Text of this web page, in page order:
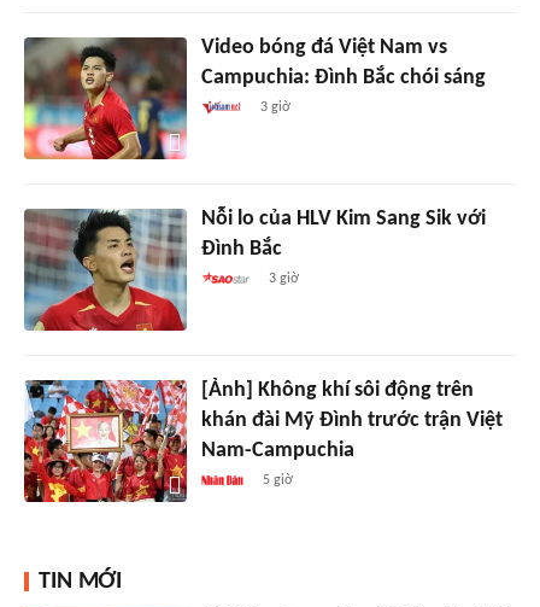
Video bóng đá Việt Nam vs
Campuchia: Đình Bắc chói sáng
3 giờ
Nỗi lo của HLV Kim Sang Sik với
Đình Bắc
3 giờ
[Ảnh] Không khí sôi động trên
khán đài Mỹ Đình trước trận Việt
Nam-Campuchia
5 giờ
TIN MỚI